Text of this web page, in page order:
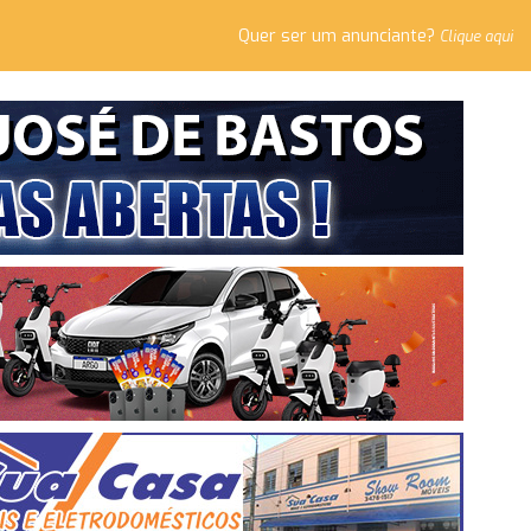
Quer ser um anunciante? Clique aqui